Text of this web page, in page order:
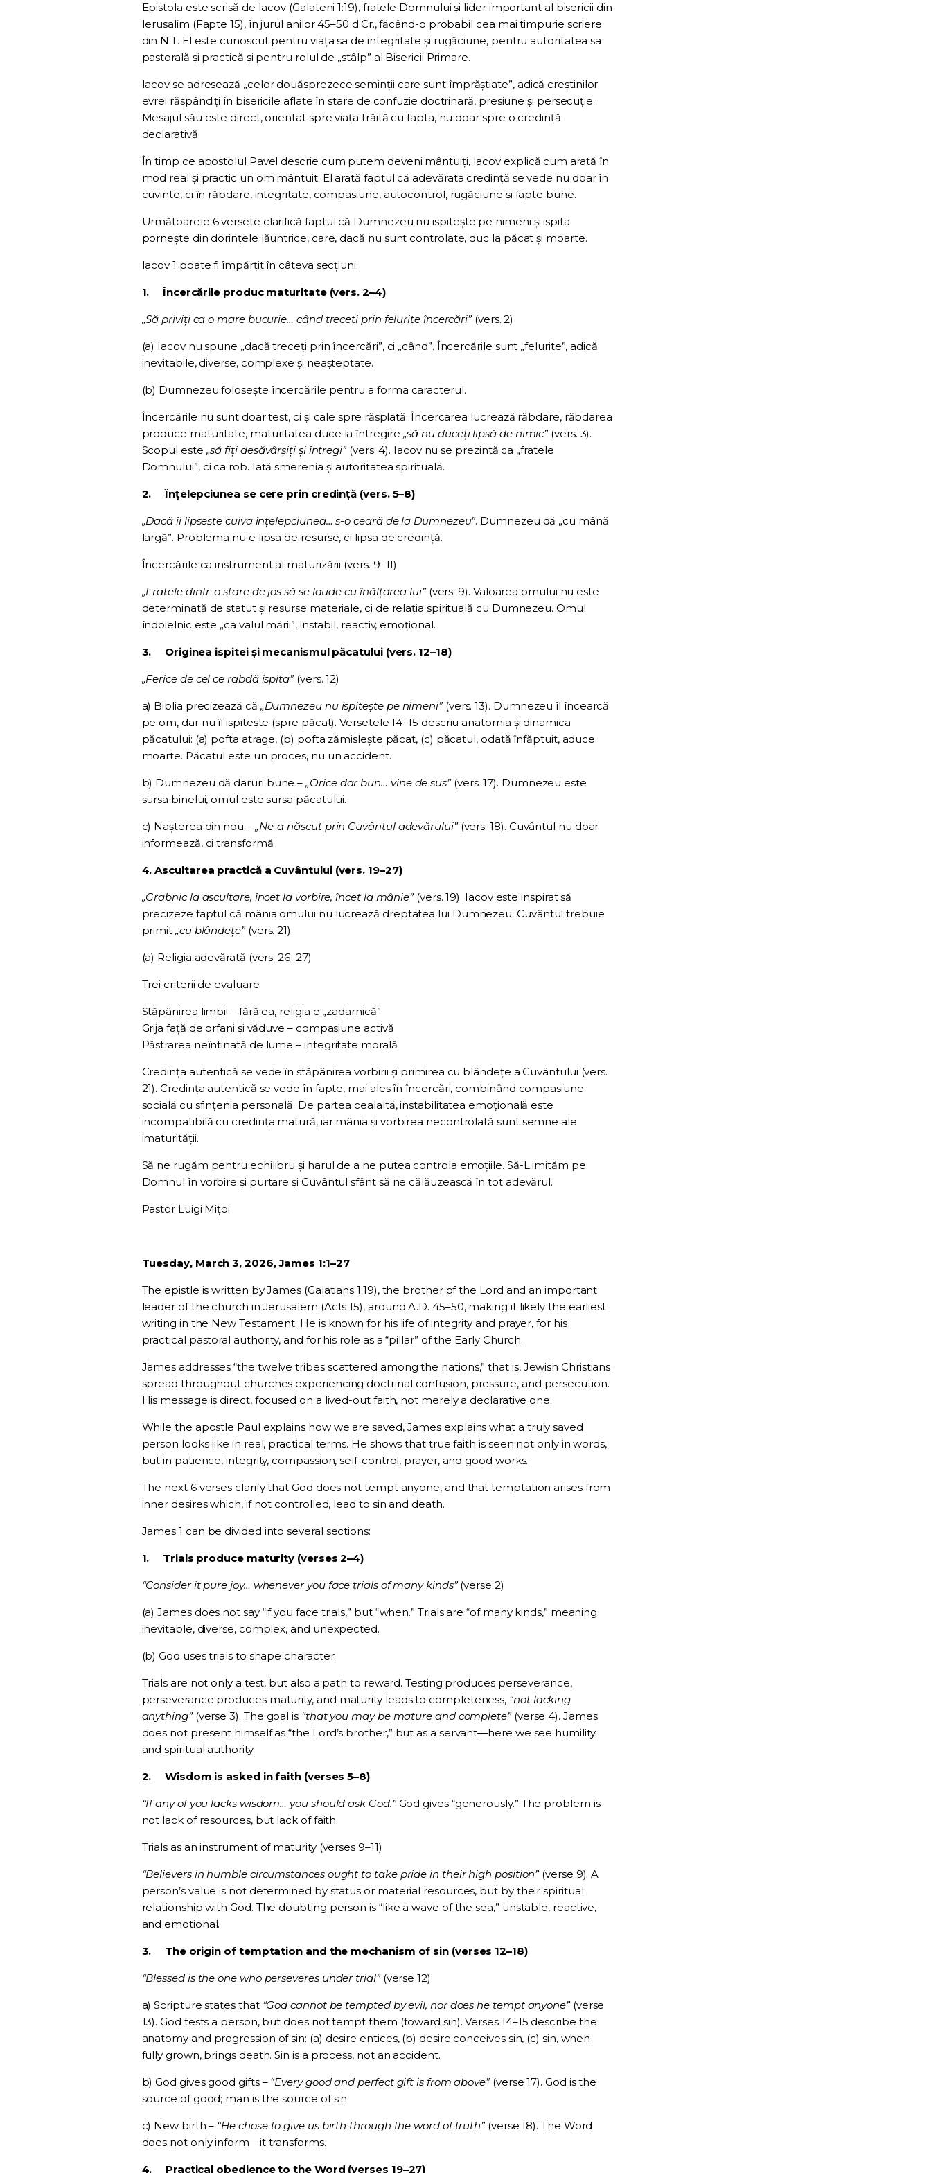
Epistola este scrisă de Iacov (Galateni 1:19), fratele Domnului și lider important al bisericii din
Ierusalim (Fapte 15), în jurul anilor 45–50 d.Cr., făcând-o probabil cea mai timpurie scriere
din N.T. El este cunoscut pentru viața sa de integritate și rugăciune, pentru autoritatea sa
pastorală și practică și pentru rolul de „stâlp” al Bisericii Primare.
Iacov se adresează „celor douăsprezece seminții care sunt împrăștiate”, adică creștinilor
evrei răspândiți în bisericile aflate în stare de confuzie doctrinară, presiune și persecuție.
Mesajul său este direct, orientat spre viața trăită cu fapta, nu doar spre o credință
declarativă.
În timp ce apostolul Pavel descrie cum putem deveni mântuiți, Iacov explică cum arată în
mod real și practic un om mântuit. El arată faptul că adevărata credință se vede nu doar în
cuvinte, ci în răbdare, integritate, compasiune, autocontrol, rugăciune și fapte bune.
Următoarele 6 versete clarifică faptul că Dumnezeu nu ispitește pe nimeni și ispita
pornește din dorințele lăuntrice, care, dacă nu sunt controlate, duc la păcat și moarte.
Iacov 1 poate fi împărțit în câteva secțiuni:
1. Încercările produc maturitate (vers. 2–4)
„Să priviți ca o mare bucurie… când treceți prin felurite încercări”(vers. 2)
(a) Iacov nu spune „dacă treceți prin încercări”, ci „când”. Încercările sunt „felurite”, adică
inevitabile, diverse, complexe și neașteptate.
(b) Dumnezeu folosește încercările pentru a forma caracterul.
Încercările nu sunt doar test, ci și cale spre răsplată. Încercarea lucrează răbdare, răbdarea
produce maturitate, maturitatea duce la întregire „să nu duceți lipsă de nimic”(vers. 3).
Scopul este „să fiți desăvârșiți și întregi”(vers. 4). Iacov nu se prezintă ca „fratele
Domnului”, ci ca rob. Iată smerenia și autoritatea spirituală.
2. Înțelepciunea se cere prin credință (vers. 5–8)
„Dacă îi lipsește cuiva înțelepciunea… s-o ceară de la Dumnezeu”. Dumnezeu dă „cu mână
largă”. Problema nu e lipsa de resurse, ci lipsa de credință.
Încercările ca instrument al maturizării (vers. 9–11)
„Fratele dintr-o stare de jos să se laude cu înălțarea lui”(vers. 9). Valoarea omului nu este
determinată de statut și resurse materiale, ci de relația spirituală cu Dumnezeu. Omul
îndoielnic este „ca valul mării”, instabil, reactiv, emoțional.
3. Originea ispitei și mecanismul păcatului (vers. 12–18)
„Ferice de cel ce rabdă ispita”(vers. 12)
a) Biblia precizează că „Dumnezeu nu ispitește pe nimeni”(vers. 13). Dumnezeu îl încearcă
pe om, dar nu îl ispitește (spre păcat). Versetele 14–15 descriu anatomia și dinamica
păcatului: (a) pofta atrage, (b) pofta zămislește păcat, (c) păcatul, odată înfăptuit, aduce
moarte. Păcatul este un proces, nu un accident.
b) Dumnezeu dă daruri bune –„Orice dar bun… vine de sus”(vers. 17). Dumnezeu este
sursa binelui, omul este sursa păcatului.
c) Nașterea din nou – „Ne-a născut prin Cuvântul adevărului”(vers. 18). Cuvântul nu doar
informează, ci transformă.
4. Ascultarea practică a Cuvântului (vers. 19–27)
„Grabnic la ascultare, încet la vorbire, încet la mânie”(vers. 19). Iacov este inspirat să
precizeze faptul că mânia omului nu lucrează dreptatea lui Dumnezeu. Cuvântul trebuie
primit „cu blândețe”(vers. 21).
(a) Religia adevărată (vers. 26–27)
Trei criterii de evaluare:
Stăpânirea limbii – fără ea, religia e „zadarnică”
Grija față de orfani și văduve – compasiune activă
Păstrarea neîntinată de lume – integritate morală
Credința autentică se vede în stăpânirea vorbirii și primirea cu blândețe a Cuvântului (vers.
21). Credința autentică se vede în fapte, mai ales în încercări, combinând compasiune
socială cu sfințenia personală. De partea cealaltă, instabilitatea emoțională este
incompatibilă cu credința matură, iar mânia și vorbirea necontrolată sunt semne ale
imaturității.
Să ne rugăm pentru echilibru și harul de a ne putea controla emoțiile. Să-L imităm pe
Domnul în vorbire și purtare și Cuvântul sfânt să ne călăuzească în tot adevărul.
Pastor Luigi Mițoi
Tuesday, March 3, 2026, James 1:1–27
The epistle is written by James (Galatians 1:19), the brother of the Lord and an important
leader of the church in Jerusalem (Acts 15), around A.D. 45–50, making it likely the earliest
writing in the New Testament. He is known for his life of integrity and prayer, for his
practical pastoral authority, and for his role as a “pillar” of the Early Church.
James addresses “the twelve tribes scattered among the nations,” that is, Jewish Christians
spread throughout churches experiencing doctrinal confusion, pressure, and persecution.
His message is direct, focused on a lived-out faith, not merely a declarative one.
While the apostle Paul explains how we are saved, James explains what a truly saved
person looks like in real, practical terms. He shows that true faith is seen not only in words,
but in patience, integrity, compassion, self-control, prayer, and good works.
The next 6 verses clarify that God does not tempt anyone, and that temptation arises from
inner desires which, if not controlled, lead to sin and death.
James 1 can be divided into several sections:
1. Trials produce maturity (verses 2–4)
“Consider it pure joy… whenever you face trials of many kinds”(verse 2)
(a) James does not say “if you face trials,” but “when.” Trials are “of many kinds,” meaning
inevitable, diverse, complex, and unexpected.
(b) God uses trials to shape character.
Trials are not only a test, but also a path to reward. Testing produces perseverance,
perseverance produces maturity, and maturity leads to completeness, “not lacking
anything”(verse 3). The goal is “that you may be mature and complete”(verse 4). James
does not present himself as “the Lord’s brother,” but as a servant—here we see humility
and spiritual authority.
2. Wisdom is asked in faith (verses 5–8)
“If any of you lacks wisdom… you should ask God.”God gives “generously.” The problem is
not lack of resources, but lack of faith.
Trials as an instrument of maturity (verses 9–11)
“Believers in humble circumstances ought to take pride in their high position”(verse 9). A
person’s value is not determined by status or material resources, but by their spiritual
relationship with God. The doubting person is “like a wave of the sea,” unstable, reactive,
and emotional.
3. The origin of temptation and the mechanism of sin (verses 12–18)
“Blessed is the one who perseveres under trial”(verse 12)
a) Scripture states that “God cannot be tempted by evil, nor does he tempt anyone”(verse
13). God tests a person, but does not tempt them (toward sin). Verses 14–15 describe the
anatomy and progression of sin: (a) desire entices, (b) desire conceives sin, (c) sin, when
fully grown, brings death. Sin is a process, not an accident.
b) God gives good gifts – “Every good and perfect gift is from above”(verse 17). God is the
source of good; man is the source of sin.
c) New birth – “He chose to give us birth through the word of truth”(verse 18). The Word
does not only inform—it transforms.
4. Practical obedience to the Word (verses 19–27)